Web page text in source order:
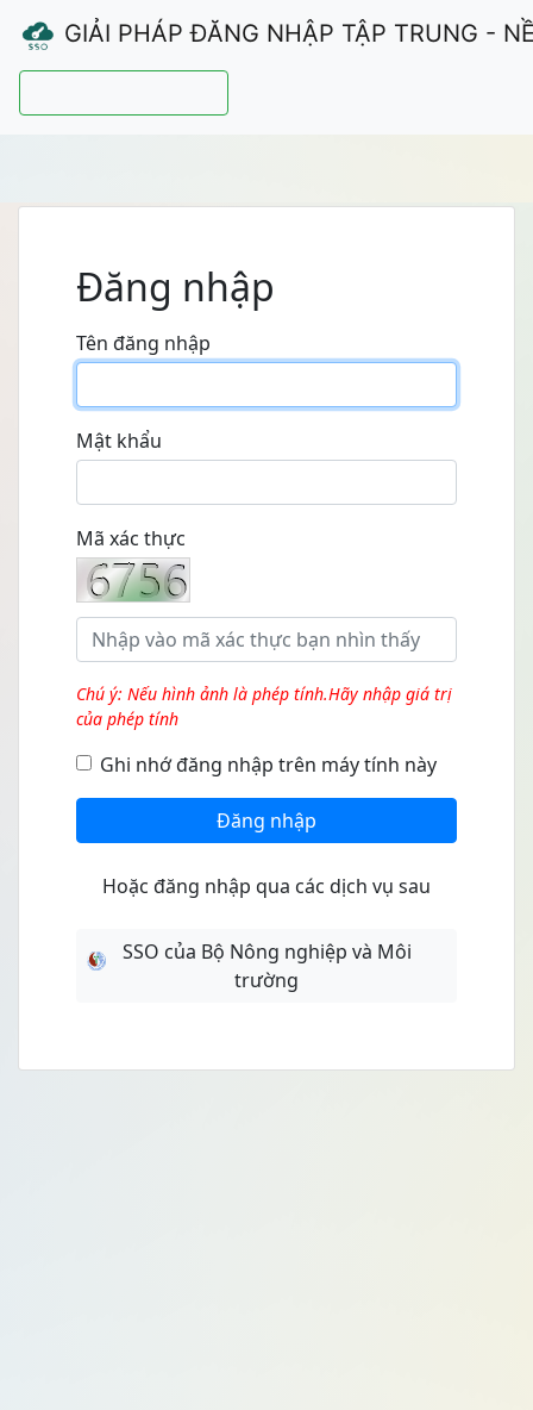
GIẢI PHÁP ĐĂNG NHẬP TẬP TRUNG -
Đăng nhập
Tên đăng nhập
Mật khẩu
Mã xác thực
Chú ý: Nếu hình ảnh là phép tính.Hãy nhập giá trị
của phép tính
Ghi nhớ đăng nhập trên máy tính này
Đăng nhập
Hoặc đăng nhập qua các dịch vụ sau
SSO của Bộ Nông nghiệp và Môi
trường